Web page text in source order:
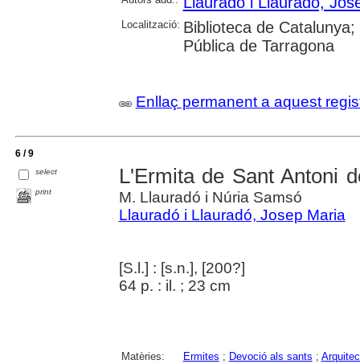
Localització: Biblioteca de
Pública de Tarragona
Enllaç permanent a aquest
6 / 9
select
print
L'Ermita de Sant Antoni
M. Llauradó i Núria Samsó
Llauradó i Llauradó, Josep Maria
[S.l.] : [s.n.], [200?]
64 p. : il. ; 23 cm
Matèries: Ermites ; Devoció als sants ;